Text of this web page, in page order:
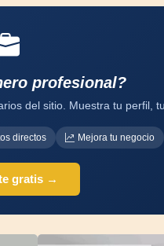
profesional?
del sitio. Muestra tu perfil,
directos Mejora tu negocio
gratis →